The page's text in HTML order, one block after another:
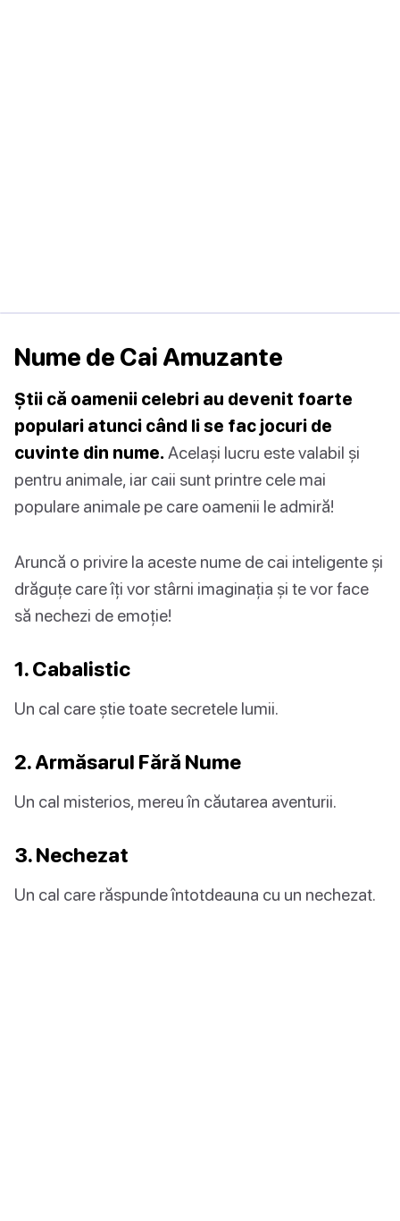
Nume de Cai Amuzante
Știi că oamenii celebri au devenit foarte
populari atunci când li se fac jocuri de
cuvinte din nume. Același lucru este valabil și
pentru animale, iar caii sunt printre cele mai
populare animale pe care oamenii le admiră!
Aruncă o privire la aceste nume de cai inteligente și
drăguțe care îți vor stârni imaginația și te vor face
să nechezi de emoție!
1. Cabalistic
Un cal care știe toate secretele lumii.
2. Armăsarul Fără Nume
Un cal misterios, mereu în căutarea aventurii.
3. Nechezat
Un cal care răspunde întotdeauna cu un nechezat.